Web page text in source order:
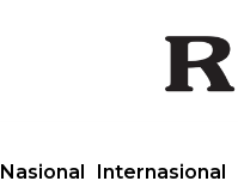
Nasional Internasional